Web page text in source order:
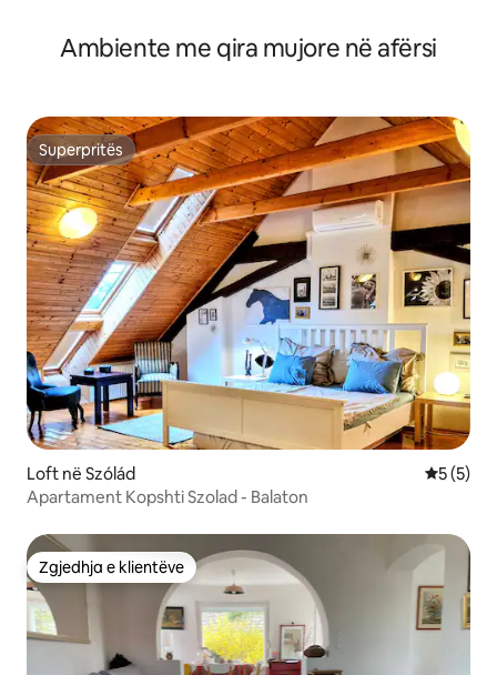
Ambiente me qira mujore në afërsi
Superpritës
Superpritës
Loft në Szólád
5 (5)
Apartament Kopshti Szolad - Balaton
Zgjedhja e klientëve
Zgjedhja e klientëve